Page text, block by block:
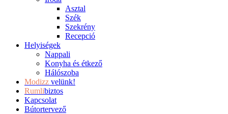
Asztal
Szék
Szekrény
Recepció
Helyiségek
Nappali
Konyha és étkező
Hálószoba
Modizz velünk!
Rumlibiztos
Kapcsolat
Bútortervező